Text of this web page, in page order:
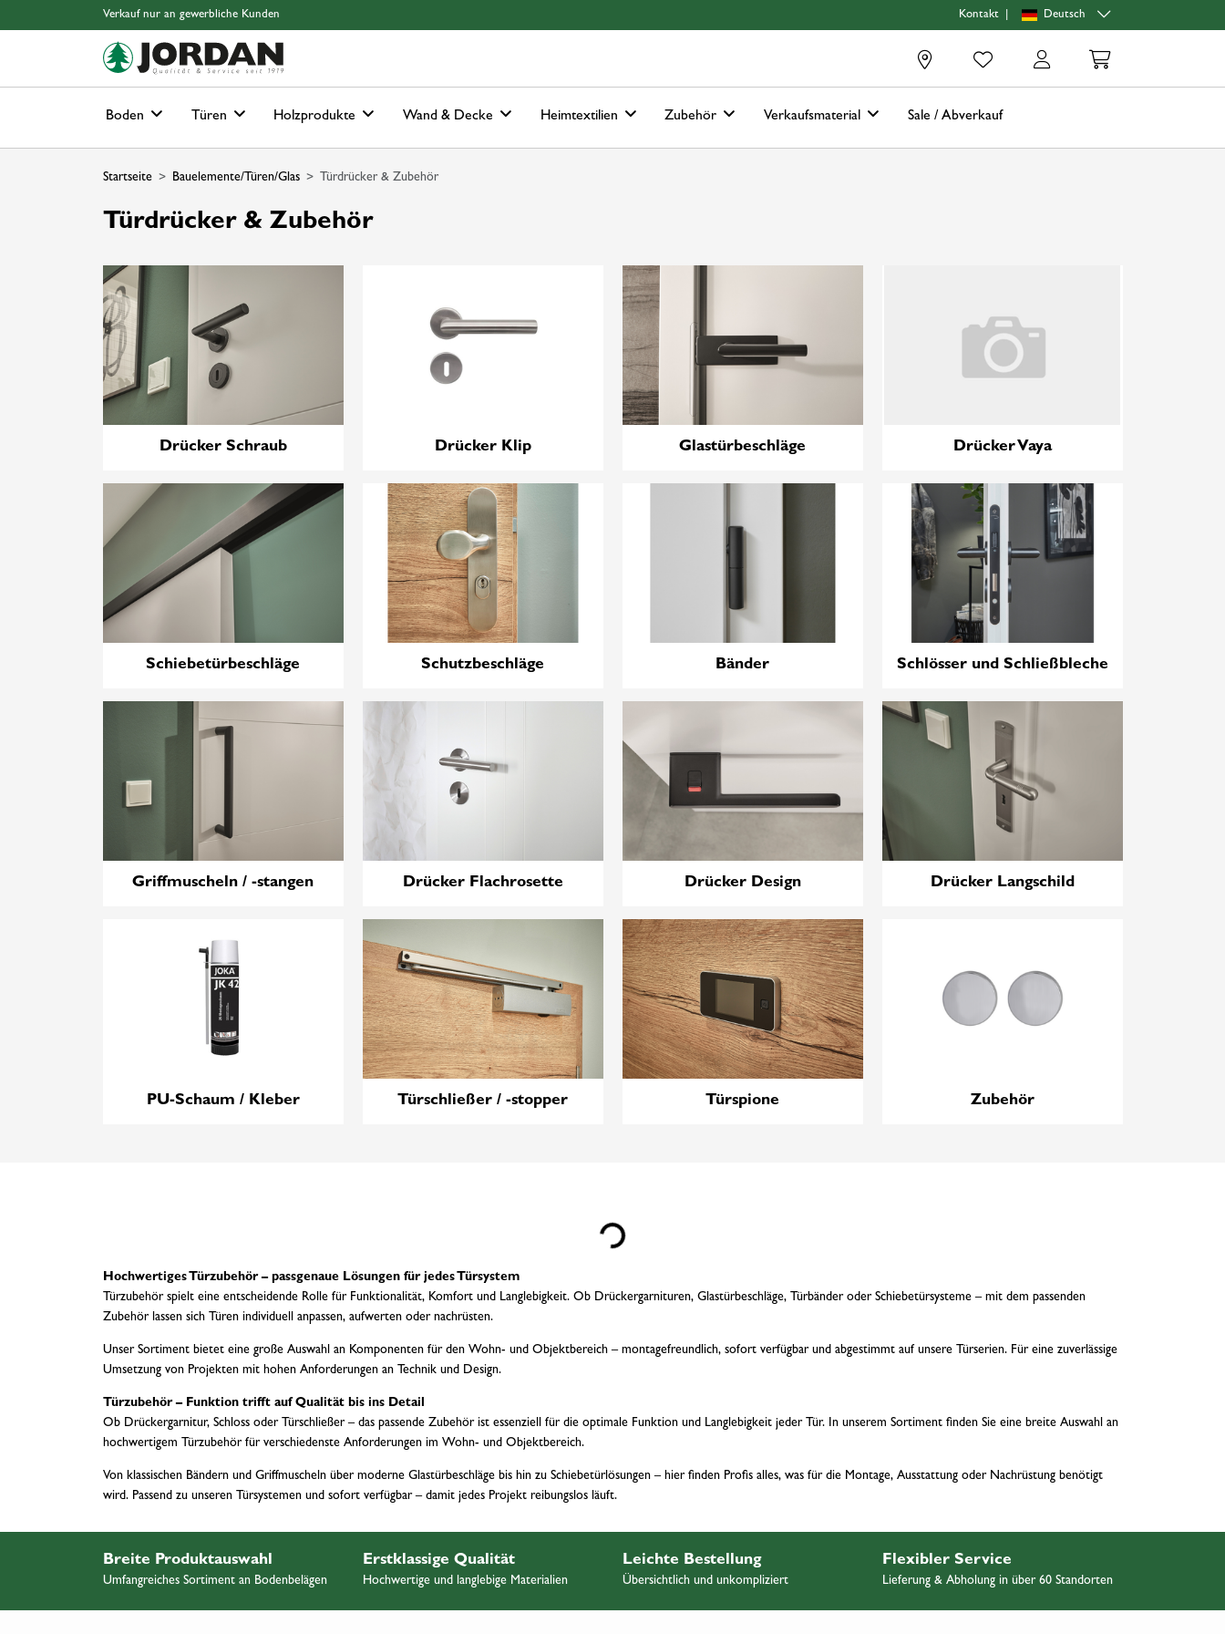
Springe zu Hauptinhalt Springe zum Header Springe zum Footer
Verkauf nur an gewerbliche Kunden Kontakt Deutsch
Boden Türen Holzprodukte Wand & Decke Heimtextilien Zubehör Verkaufsmaterial Sale / Abverkauf
Startseite Bauelemente/Türen/Glas Türdrücker & Zubehör
Türdrücker & Zubehör
Drücker Schraub Drücker Klip Glastürbeschläge Drücker Vaya
Schiebetürbeschläge Schutzbeschläge Bänder Schlösser und Schließbleche
Griffmuscheln / -stangen Drücker Flachrosette Drücker Design Drücker Langschild
PU-Schaum / Kleber Türschließer / -stopper Türspione Zubehör
Loading...
Hochwertiges Türzubehör – passgenaue Lösungen für jedes Türsystem
Türzubehör spielt eine entscheidende Rolle für Funktionalität, Komfort und Langlebigkeit. Ob Drückergarnituren, Glastürbeschläge, Türbänder oder Schiebetürsysteme – mit dem passenden
Zubehör lassen sich Türen individuell anpassen, aufwerten oder nachrüsten.
Unser Sortiment bietet eine große Auswahl an Komponenten für den Wohn- und Objektbereich – montagefreundlich, sofort verfügbar und abgestimmt auf unsere Türserien. Für eine zuverlässige
Umsetzung von Projekten mit hohen Anforderungen an Technik und Design.
Türzubehör – Funktion trifft auf Qualität bis ins Detail
Ob Drückergarnitur, Schloss oder Türschließer – das passende Zubehör ist essenziell für die optimale Funktion und Langlebigkeit jeder Tür. In unserem Sortiment finden Sie eine breite Auswahl an
hochwertigem Türzubehör für verschiedenste Anforderungen im Wohn- und Objektbereich.
Von klassischen Bändern und Griffmuscheln über moderne Glastürbeschläge bis hin zu Schiebetürlösungen – hier finden Profis alles, was für die Montage, Ausstattung oder Nachrüstung benötigt
wird. Passend zu unseren Türsystemen und sofort verfügbar – damit jedes Projekt reibungslos läuft.
Breite Produktauswahl
Umfangreiches Sortiment an Bodenbelägen
Erstklassige Qualität
Hochwertige und langlebige Materialien
Leichte Bestellung
Übersichtlich und unkompliziert
Flexibler Service
Lieferung & Abholung in über 60 Standorten